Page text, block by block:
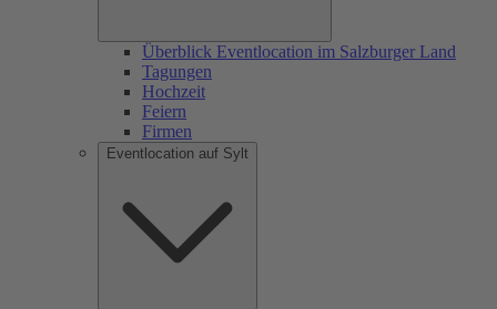
Überblick Eventlocation im Salzburger Land
Tagungen
Hochzeit
Feiern
Firmen
Eventlocation auf Sylt